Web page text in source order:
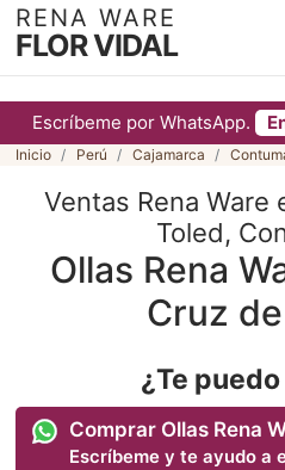
Escríbeme por WhatsApp.
RENA WARE
FLOR VIDAL
Inicio Perú Cajamarca
Ventas Rena Ware
Toled,
Ollas Rena
Cruz
¿Te
Comprar Ollas Rena
Escríbeme y te ayudo a